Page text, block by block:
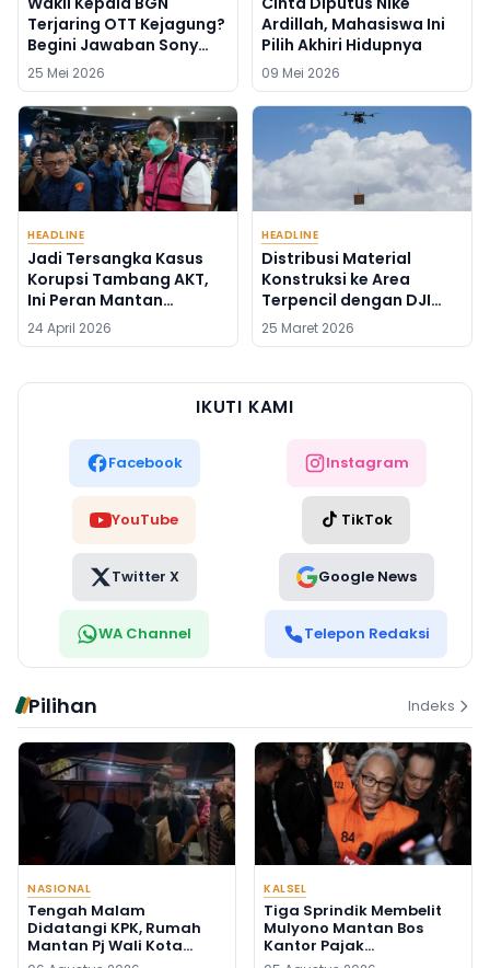
Terjaring OTT Kejagung?
Begini Jawaban Sony
Sonjaya
25 Mei 2026
Ardillah, Mahasiswa Ini
Pilih Akhiri Hidupnya
09 Mei 2026
HEADLINE
Jadi Tersangka Kasus
Korupsi Tambang AKT,
Ini Peran Mantan
Syahbandar Rangga
Ilung
24 April 2026
HEADLINE
Distribusi Material
Konstruksi ke Area
Terpencil dengan DJI
FlyCart 100
25 Maret 2026
IKUTI KAMI
Facebook Instagram
YouTube TikTok
Twitter X Google News
WA Channel Telepon Redaksi
Pilihan Indeks
NASIONAL
Tengah Malam
Didatangi KPK, Rumah
Mantan Pj Wali Kota
Digeledah, Empat Koper
KALSEL
Tiga Sprindik Membelit
Mulyono Mantan Bos
Kantor Pajak
Banjarmasin